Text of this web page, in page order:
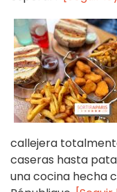
callejera
caseras hasta
una cocina hecha